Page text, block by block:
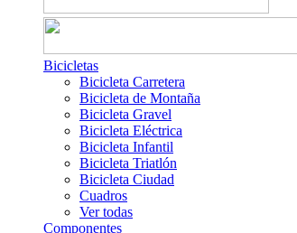
Bicicletas
Bicicleta Carretera
Bicicleta de Montaña
Bicicleta Gravel
Bicicleta Eléctrica
Bicicleta Infantil
Bicicleta Triatlón
Bicicleta Ciudad
Cuadros
Ver todas
Componentes